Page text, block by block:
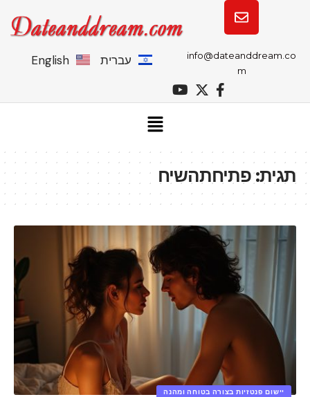
info@dateanddream.co
m
עברית English
תגית:פתיחתהשיח
יישום פנטזיות בצורה בטוחה ומהנה